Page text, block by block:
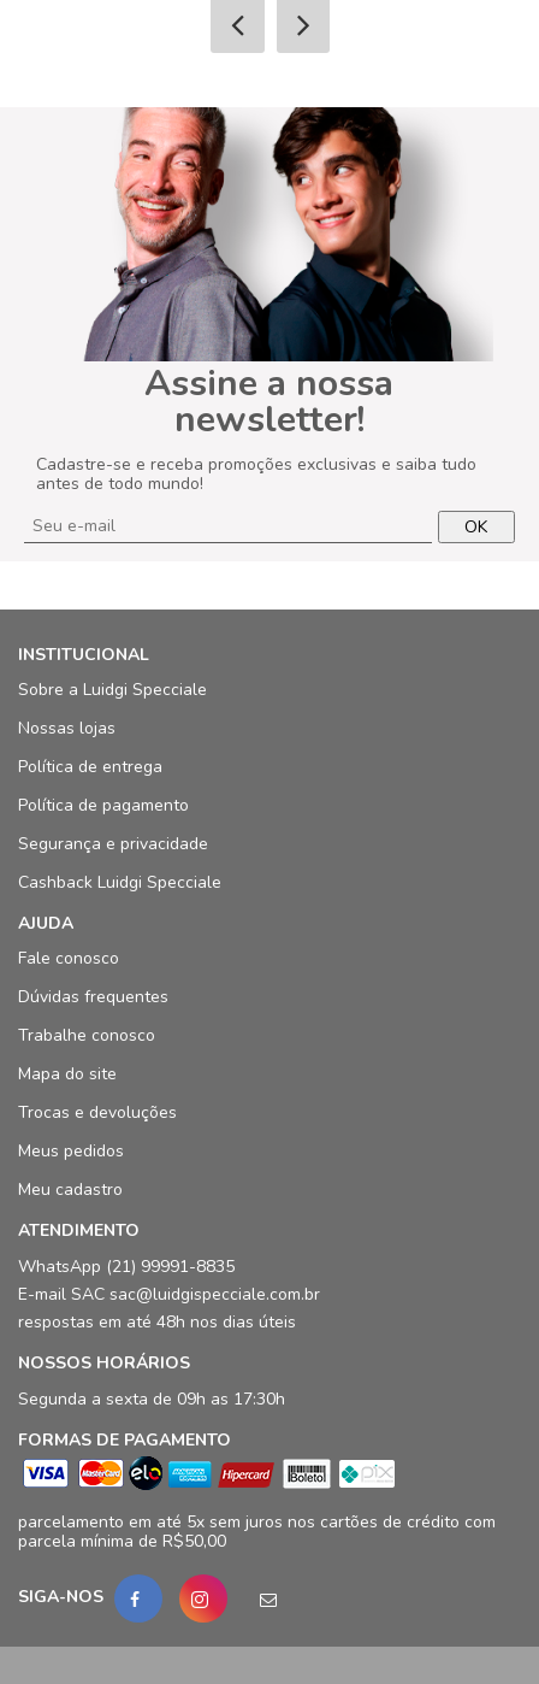
Assine a nossa
newsletter!
Cadastre-se e receba promoções exclusivas e saiba tudo
antes de todo mundo!
OK
INSTITUCIONAL
Sobre a Luidgi Specciale
Nossas lojas
Política de entrega
Política de pagamento
Segurança e privacidade
Cashback Luidgi Specciale
AJUDA
Fale conosco
Dúvidas frequentes
Trabalhe conosco
Mapa do site
Trocas e devoluções
Meus pedidos
Meu cadastro
ATENDIMENTO
WhatsApp (21) 99991-8835
E-mail SAC sac@luidgispecciale.com.br
respostas em até 48h nos dias úteis
NOSSOS HORÁRIOS
Segunda a sexta de 09h as 17:30h
FORMAS DE PAGAMENTO
parcelamento em até 5x sem juros nos cartões de crédito com
parcela mínima de R$50,00
SIGA-NOS